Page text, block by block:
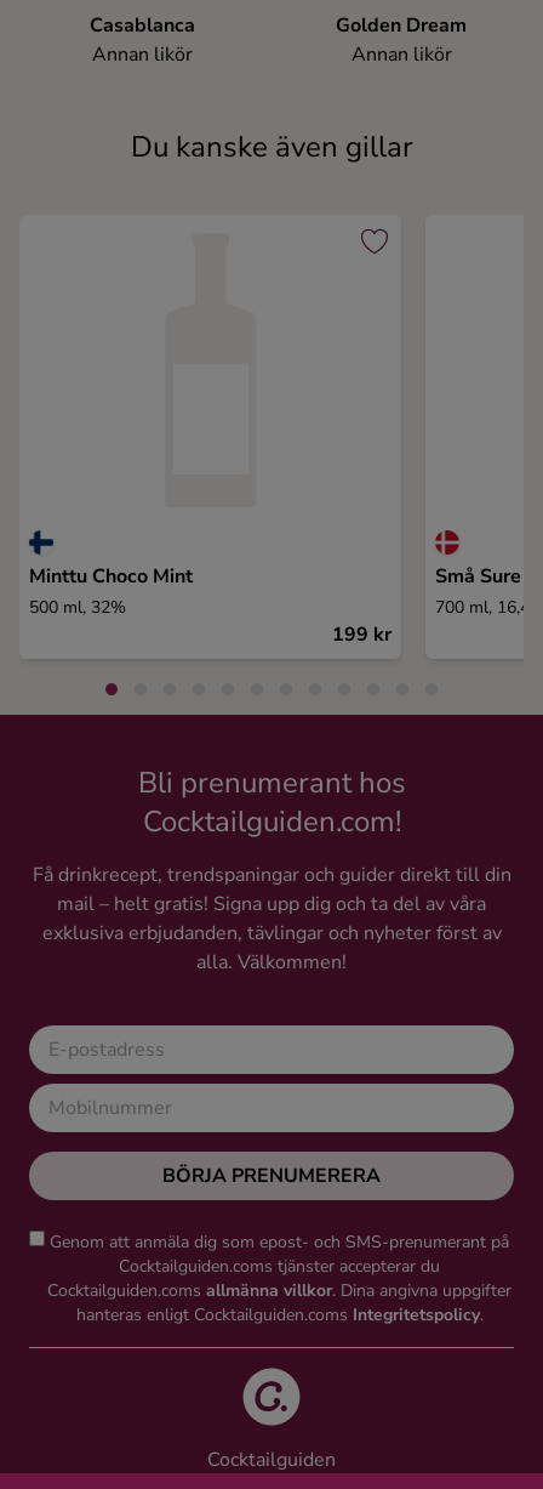
Casablanca
Annan likör
Golden Dream
Annan likör
Du kanske även gillar
Minttu Choco Mint
500 ml, 32%
199 kr
Små Sure
700 ml,
Bli prenumerant hos
Cocktailguiden.com!
Få drinkrecept, trendspaningar och guider direkt till din
mail – helt gratis! Signa upp dig och ta del av våra
exklusiva erbjudanden, tävlingar och nyheter först av
alla. Välkommen!
BÖRJA PRENUMERERA
Genom att anmäla dig som epost- och SMS-prenumerant på
Cocktailguiden.coms tjänster accepterar du
Cocktailguiden.coms allmänna villkor. Dina angivna uppgifter
hanteras enligt Cocktailguiden.coms Integritetspolicy.
Cocktailguiden